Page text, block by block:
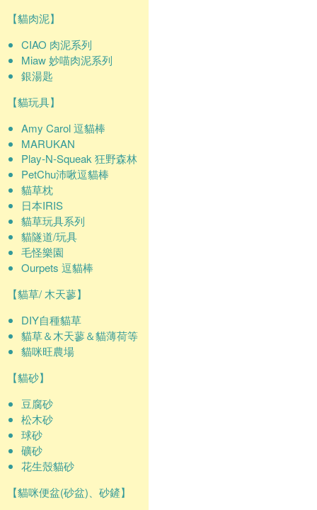
【貓肉泥】
CIAO 肉泥系列
Miaw 妙喵肉泥系列
銀湯匙
【貓玩具】
Amy Carol 逗貓棒
MARUKAN
Play-N-Squeak 狂野森林
PetChu沛啾逗貓棒
貓草枕
日本IRIS
貓草玩具系列
貓隧道/玩具
毛怪樂園
Ourpets 逗貓棒
【貓草/ 木天蓼】
DIY自種貓草
貓草＆木天蓼＆貓薄荷等
貓咪旺農場
【貓砂】
豆腐砂
松木砂
球砂
礦砂
花生殼貓砂
【貓咪便盆(砂盆)、砂鏟】